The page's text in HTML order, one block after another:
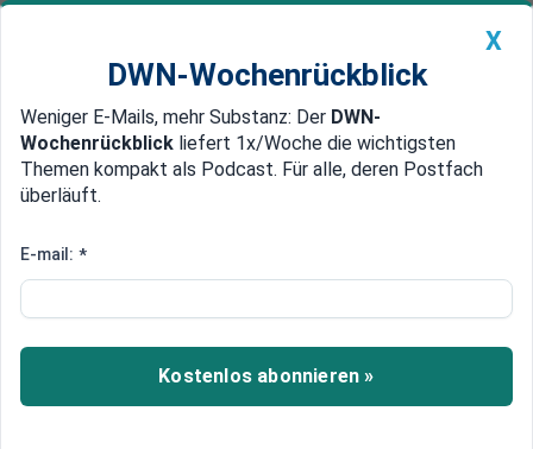
Newsticker MEIN DWN: Geldanlage Premium
Edelmetalle DWN-Magazin China
Laschet und Spahn planen Ära
nach rechts“ und
Digitalministerium
X
DWN-Wochenrückblick
Weniger E-Mails, mehr Substanz: Der DWN-
Wochenrückblick liefert 1x/Woche die wichtigsten
Themen kompakt als Podcast. Für alle, deren Postfach
überläuft.
E-mail: *
Kostenlos abonnieren »